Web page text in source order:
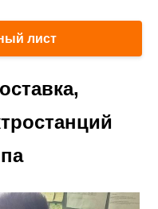
лист